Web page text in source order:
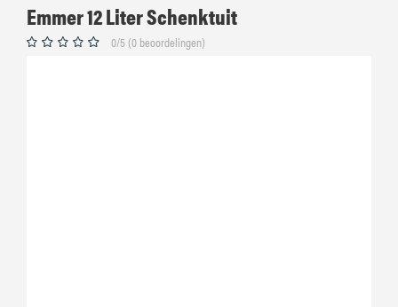
Emmer 12 Liter Schenktuit
0/5 (0 beoordelingen)